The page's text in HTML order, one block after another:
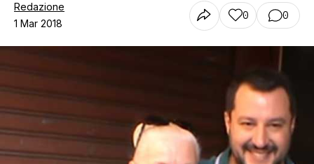
Redazione
1 Mar 2018
0 0